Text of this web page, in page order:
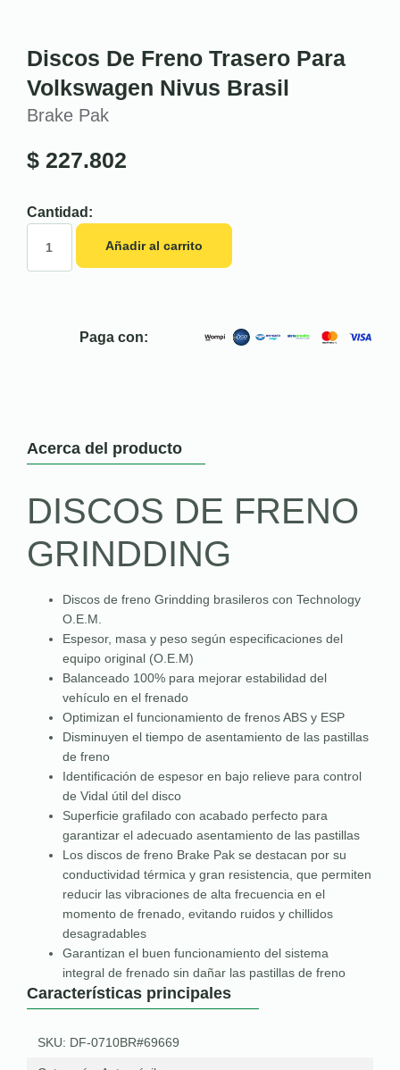
Discos De Freno Trasero Para
Volkswagen Nivus Brasil
Brake Pak
$ 227.802
Cantidad:
Añadir al carrito
Paga con:
Acerca del producto
DISCOS DE FRENO
GRINDDING
Discos de freno Grindding brasileros con Technology
O.E.M.
Espesor, masa y peso según especificaciones del
equipo original (O.E.M)
Balanceado 100% para mejorar estabilidad del
vehículo en el frenado
Optimizan el funcionamiento de frenos ABS y ESP
Disminuyen el tiempo de asentamiento de las pastillas
de freno
Identificación de espesor en bajo relieve para control
de Vidal útil del disco
Superficie grafilado con acabado perfecto para
garantizar el adecuado asentamiento de las pastillas
Los discos de freno Brake Pak se destacan por su
conductividad térmica y gran resistencia, que permiten
reducir las vibraciones de alta frecuencia en el
momento de frenado, evitando ruidos y chillidos
desagradables
Garantizan el buen funcionamiento del sistema
integral de frenado sin dañar las pastillas de freno
Características principales
SKU: DF-0710BR#69669